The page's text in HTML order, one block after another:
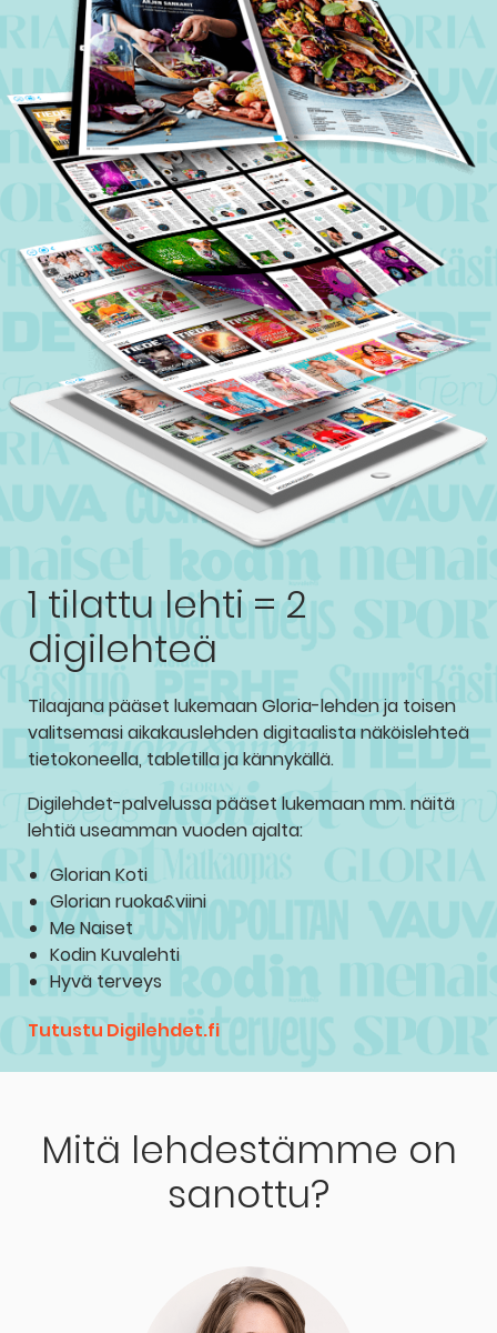
1 tilattu lehti = 2
digilehteä
Tilaajana pääset lukemaan Gloria-lehden ja toisen
valitsemasi aikakauslehden digitaalista näköislehteä
tietokoneella, tabletilla ja kännykällä.
Digilehdet-palvelussa pääset lukemaan mm. näitä
lehtiä useamman vuoden ajalta:
Glorian Koti
Glorian ruoka&viini
Me Naiset
Kodin Kuvalehti
Hyvä terveys
Tutustu Digilehdet.fi
Mitä lehdestämme on
sanottu?